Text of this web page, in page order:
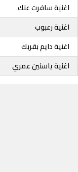
اغنية سافرت عنك
اغنية رعبوب
اغنية دايم بقربك
اغنية ياسنين عمري